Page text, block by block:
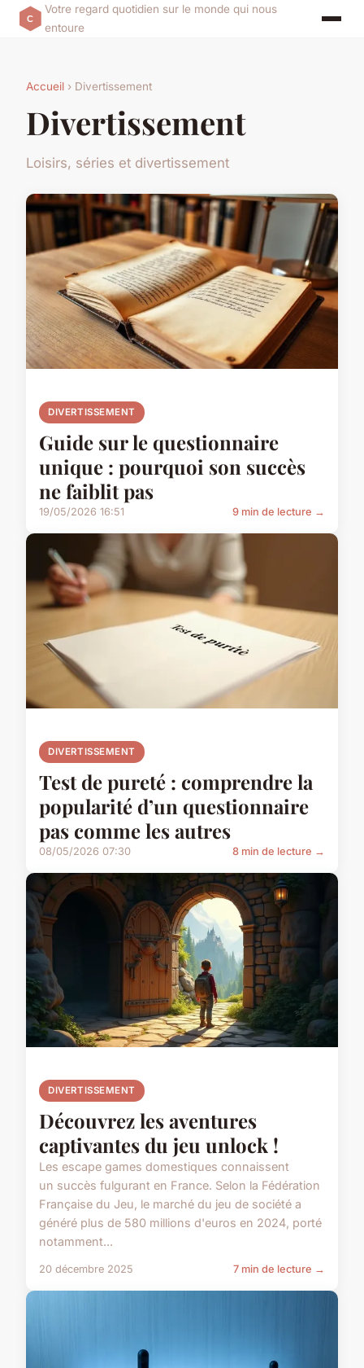
Votre regard quotidien sur le monde qui nous
entoure
Accueil › Divertissement
Divertissement
Loisirs, séries et divertissement
DIVERTISSEMENT
Guide sur le questionnaire
unique : pourquoi son succès
ne faiblit pas
19/05/2026 16:51 9 min de lecture →
DIVERTISSEMENT
Test de pureté : comprendre la
popularité d’un questionnaire
pas comme les autres
08/05/2026 07:30 8 min de lecture →
DIVERTISSEMENT
Découvrez les aventures
captivantes du jeu unlock !
Les escape games domestiques connaissent
un succès fulgurant en France. Selon la Fédération
Française du Jeu, le marché du jeu de société a
généré plus de 580 millions d'euros en 2024, porté
notamment...
20 décembre 2025 7 min de lecture →